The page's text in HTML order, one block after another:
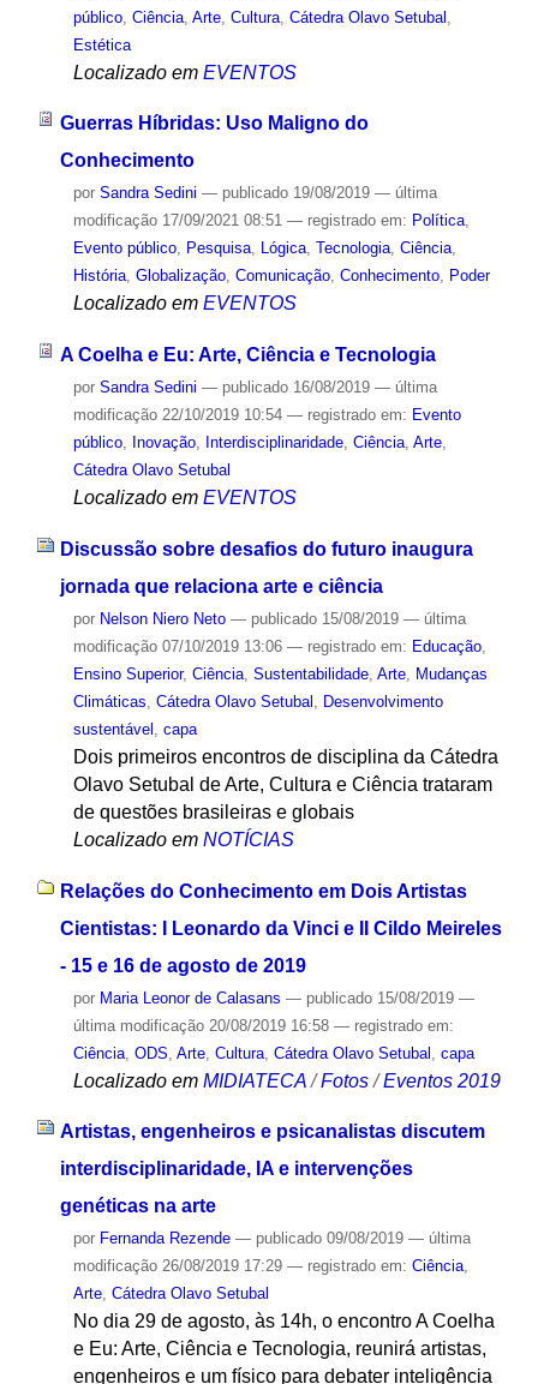
público, Ciência, Arte, Cultura, Cátedra Olavo Setubal
Estética
Localizado em EVENTOS
Guerras Híbridas: Uso Maligno do
Conhecimento
por Sandra Sedini — publicado19/08/2019 — última
modificação17/09/2021 08:51 — registrado em: Política,
Evento público, Pesquisa, Lógica, Tecnologia, Ciência,
História, Globalização, Comunicação, Conhecimento, Poder
Localizado em EVENTOS
A Coelha e Eu: Arte, Ciência e Tecnologia
por Sandra Sedini — publicado16/08/2019 — última
modificação22/10/2019 10:54 — registrado em: Evento
público, Inovação, Interdisciplinaridade, Ciência, Arte,
Cátedra Olavo Setubal
Localizado em EVENTOS
Discussão sobre desafios do futuro inaugura
jornada que relaciona arte e ciência
por Nelson Niero Neto — publicado15/08/2019 — última
modificação07/10/2019 13:06 — registrado em: Educação,
Ensino Superior, Ciência, Sustentabilidade, Arte,
Mudanças
Climáticas Cátedra Olavo Setubal
Desenvolvimento
sustentável
capa
Dois primeiros encontros de disciplina da Cátedra
Olavo Setubal de Arte, Cultura e Ciência trataram
de questões brasileiras e globais
Localizado em NOTÍCIAS
Relações do Conhecimento em Dois Artistas
Cientistas: I Leonardo da Vinci e II Cildo Meireles
- 15 e 16 de agosto de 2019
por Maria Leonor de Calasans — publicado15/08/2019 —
última modificação20/08/2019 16:58 — registrado em:
Ciência, ODS Arte, Cultura, Cátedra Olavo Setubal capa
Localizado em MIDIATECA /Fotos /Eventos 2019
Artistas, engenheiros e psicanalistas discutem
interdisciplinaridade, IA e intervenções
genéticas na arte
por Fernanda Rezende — publicado09/08/2019 — última
modificação26/08/2019 17:29 — registrado em: Ciência,
Arte, Cátedra Olavo Setubal
No dia 29 de agosto, às 14h, o encontro A Coelha
e Eu: Arte, Ciência e Tecnologia, reunirá artistas,
engenheiros e um físico para debater inteligência